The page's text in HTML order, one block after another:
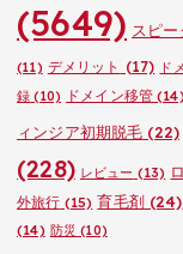
(5649) スピ
(11) デメリット (17) ド
録 (10) ドメイン移管(14)
ィンジア初期脱毛 (22)
(228) レビュー (13)
外旅行 (15) 育毛剤(24)
(14) 防災 (10)